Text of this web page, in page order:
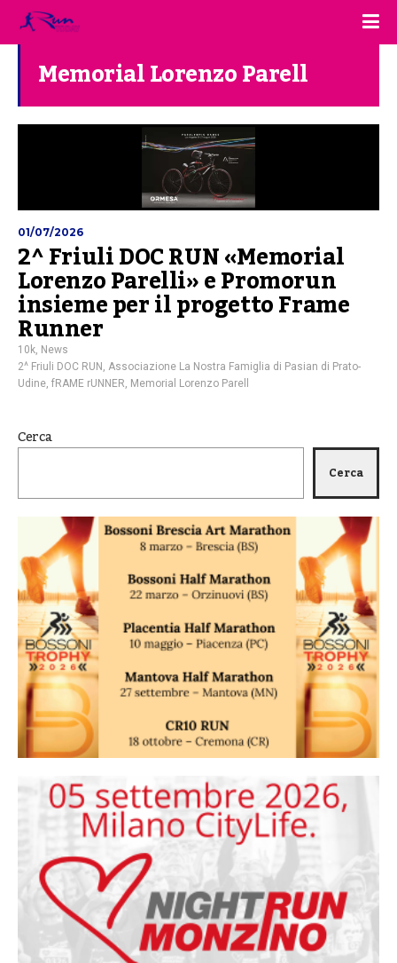
Memorial Lorenzo Parell
01/07/2026
2^ Friuli DOC RUN «Memorial
Lorenzo Parelli» e Promorun
insieme per il progetto Frame
Runner
10k News
2^ Friuli DOC RUN Associazione La Nostra Famiglia di Pasian di Prato-
Udine fRAME rUNNER Memorial Lorenzo Parell
Cerca
Cerca